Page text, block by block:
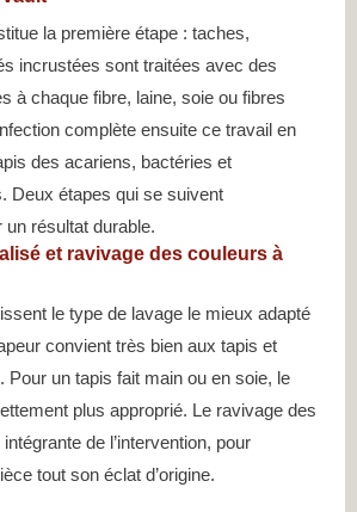
la première étape : taches,
incrustées sont traitées avec des
à chaque fibre, laine, soie ou fibres
complète ensuite ce travail en
des acariens, bactéries et
Deux étapes qui se suivent
un résultat durable.
et ravivage des couleurs à
le type de lavage le mieux adapté
convient très bien aux tapis et
Pour un tapis fait main ou en soie, le
plus approprié. Le ravivage des
de l’intervention, pour
tout son éclat d’origine.